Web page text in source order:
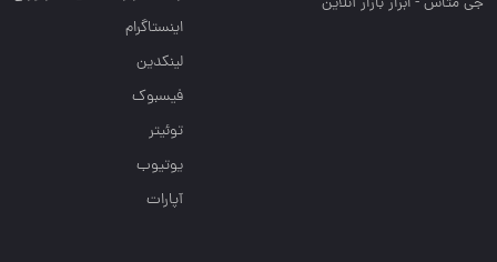
اینستاگرام
لینکدین
فیسبوک
توئیتر
یوتیوب
آپارات